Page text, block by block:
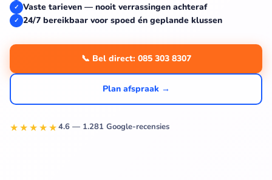
✓ Vaste tarieven — nooit verrassingen achteraf
✓ 24/7 bereikbaar voor spoed én geplande klussen
📞 Bel direct: 085 303 8307
Plan afspraak →
★★★★★4.6 — 1.281 Google-recensies